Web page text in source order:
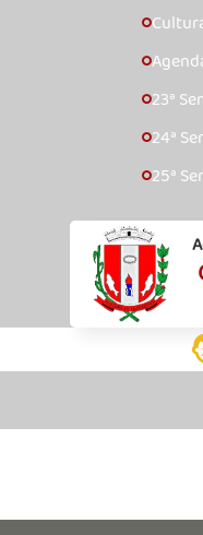
🞇
🞇
🞇23ª
🞇24ª
🞇25ª